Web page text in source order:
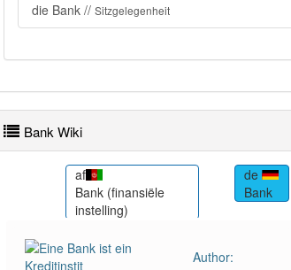
die Bank // Sitzgelegenheit
Bank Wiki
af
Bank (finansiële
instelling)
de
Bank
Author: